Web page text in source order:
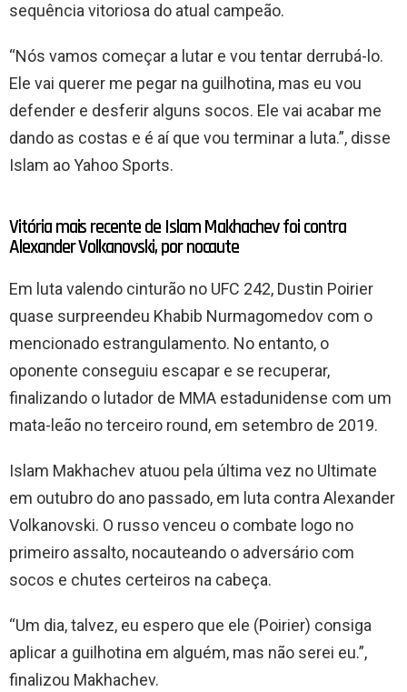
sequência vitoriosa do atual campeão.
“Nós vamos começar a lutar e vou tentar derrubá-lo.
Ele vai querer me pegar na guilhotina, mas eu vou
defender e desferir alguns socos. Ele vai acabar me
dando as costas e é aí que vou terminar a luta.”, disse
Islam ao Yahoo Sports.
Vitória mais recente de Islam Makhachev foi contra
Alexander Volkanovski, por nocaute
Em luta valendo cinturão no UFC 242, Dustin Poirier
quase surpreendeu Khabib Nurmagomedov com o
mencionado estrangulamento. No entanto, o
oponente conseguiu escapar e se recuperar,
finalizando o lutador de MMA estadunidense com um
mata-leão no terceiro round, em setembro de 2019.
Islam Makhachev atuou pela última vez no Ultimate
em outubro do ano passado, em luta contra Alexander
Volkanovski. O russo venceu o combate logo no
primeiro assalto, nocauteando o adversário com
socos e chutes certeiros na cabeça.
“Um dia, talvez, eu espero que ele (Poirier) consiga
aplicar a guilhotina em alguém, mas não serei eu.”,
finalizou Makhachev.